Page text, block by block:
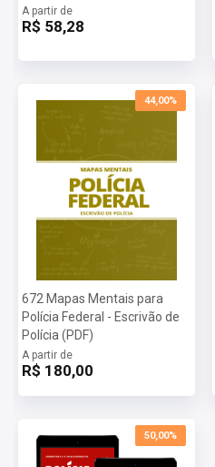
A partir de
R$ 58,28
44,00%
672 Mapas Mentais para
Polícia Federal - Escrivão de
Polícia (PDF)
A partir de
R$ 180,00
50,00%